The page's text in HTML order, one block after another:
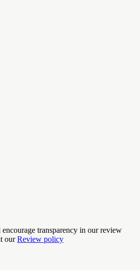
transparency in our review
ourReview policy